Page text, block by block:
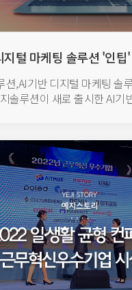
털 마케팅 솔루션 '인팁
션,AI기반 디지털 마케팅 솔
솔루션이 새로 출시한 AI기